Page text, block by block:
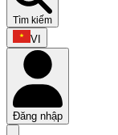
Tìm kiếm
VI
Đăng nhập